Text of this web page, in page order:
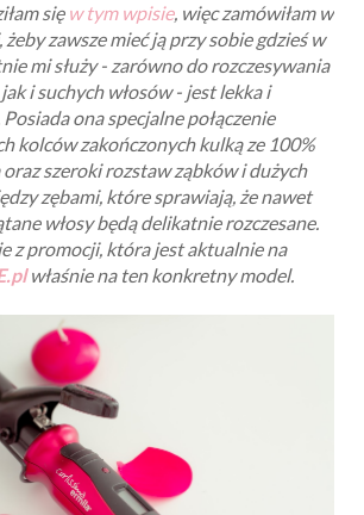
się w tym wpisie, więc zamówiłam w
zawsze mieć ją przy sobie gdzieś w
mi służy - zarówno do rozczesywania
i suchych włosów - jest lekka i
Posiada ona specjalne połączenie
kolców zakończonych kulką ze 100%
oraz szeroki rozstaw ząbków i dużych
zębami, które sprawiają, że nawet
włosy będą delikatnie rozczesane.
z promocji, która jest aktualnie na
właśnie na ten konkretny model.